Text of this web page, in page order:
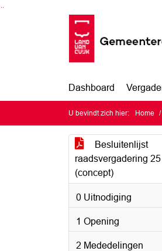
Ga naar de inhoud van deze pagina
Ga naar het zoeken
Ga naar het menu
Dashboard
U bevindt zich hier: Home
Besluitenlijst
raadsvergadering
(concept)
0 Uitnodiging
1 Opening
2 Mededelingen